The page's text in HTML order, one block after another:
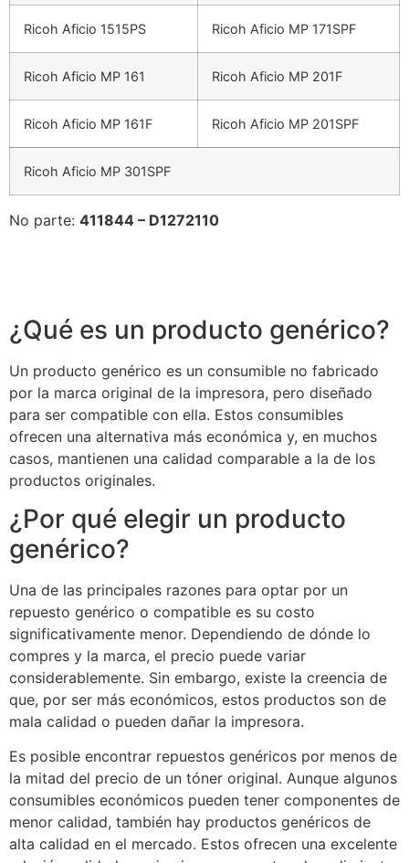
Ricoh Aficio 1515PS Ricoh Aficio MP 171SPF
Ricoh Aficio MP 161 Ricoh Aficio MP 201F
Ricoh Aficio MP 161F Ricoh Aficio MP 201SPF
Ricoh Aficio MP 301SPF
No parte: 411844 – D1272110
¿Qué es un producto genérico?
Un producto genérico es un consumible no fabricado
por la marca original de la impresora, pero diseñado
para ser compatible con ella. Estos consumibles
ofrecen una alternativa más económica y, en muchos
casos, mantienen una calidad comparable a la de los
productos originales.
¿Por qué elegir un producto
genérico?
Una de las principales razones para optar por un
repuesto genérico o compatible es su costo
significativamente menor. Dependiendo de dónde lo
compres y la marca, el precio puede variar
considerablemente. Sin embargo, existe la creencia de
que, por ser más económicos, estos productos son de
mala calidad o pueden dañar la impresora.
Es posible encontrar repuestos genéricos por menos de
la mitad del precio de un tóner original. Aunque algunos
consumibles económicos pueden tener componentes de
menor calidad, también hay productos genéricos de
alta calidad en el mercado. Estos ofrecen una excelente